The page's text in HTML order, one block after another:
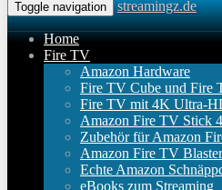
Toggle navigation streamingz.de
Home
Fire TV
Amazon Hardware
Fire TV Cube und Fire
Fire TV mit 4K Ultra-
Amazon Fire TV Stick
Zubehör für Amazon
Amazon Fire TV Blaster
Echte Amazon
eBooks zum Streaming